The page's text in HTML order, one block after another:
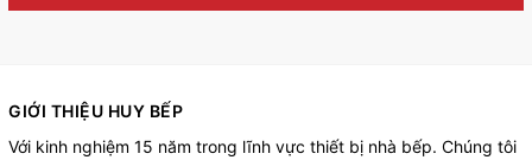
GIỚI THIỆU HUY BẾP
Với kinh nghiệm 15 năm trong lĩnh vực thiết bị nhà bếp. Chúng tôi